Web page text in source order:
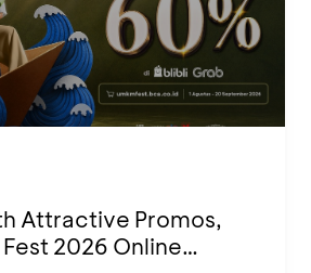
Attractive Promos,
2026 Online